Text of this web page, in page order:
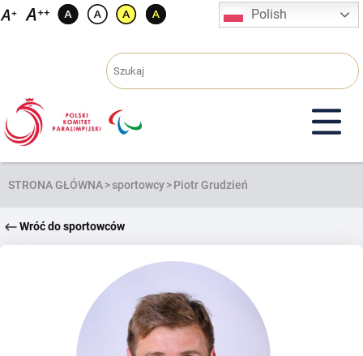
Przejdź
Polish
STRONA GŁÓWNA>sportowcy>Piotr Grudzień
Wróć do sportowców